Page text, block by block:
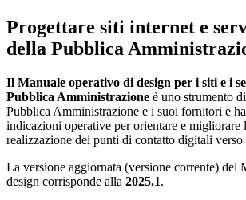
Progettare siti internet e
della Pubblica
Il Manuale operativo di design per i siti e i
Pubblica Amministrazione è uno strumento
Pubblica Amministrazione e i suoi fornitori e
indicazioni operative per orientare e migliorare
realizzazione dei punti di contatto digitali verso
La versione aggiornata (versione corrente) del
design corrisponde alla 2025.1.